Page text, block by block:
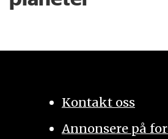
Kontakt oss
Annonsere på